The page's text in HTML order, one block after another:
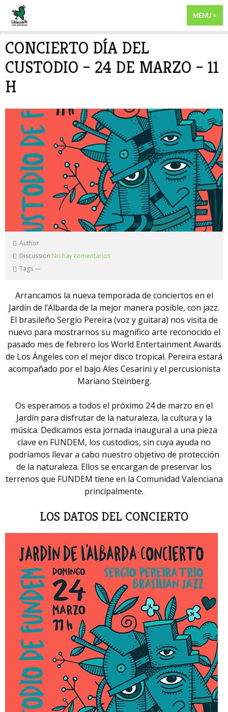
MENU
CONCIERTO DÍA DEL
CUSTODIO – 24 DE MARZO – 11
H
Author
Discussion No hay comentarios
Tags—
Arrancamos la nueva temporada de conciertos en el
Jardín de l’Albarda de la mejor manera posible, con jazz.
El brasileño Sergio Pereira (voz y guitara) nos visita de
nuevo para mostrarnos su magnífico arte reconocido el
pasado mes de febrero los World Entertainment Awards
de Los Ángeles con el mejor disco tropical. Pereira estará
acompañado por el bajo Ales Cesarini y el percusionista
Mariano Steinberg.
Os esperamos a todos el próximo 24 de marzo en el
Jardín para disfrutar de la naturaleza, la cultura y la
música. Dedicamos esta jornada inaugural a una pieza
clave en FUNDEM, los custodios, sin cuya ayuda no
podríamos llevar a cabo nuestro objetivo de protección
de la naturaleza. Ellos se encargan de preservar los
terrenos que FUNDEM tiene en la Comunidad Valenciana
principalmente.
LOS DATOS DEL CONCIERTO